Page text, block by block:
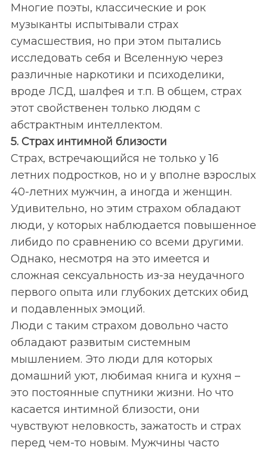
Многие поэты, классические и рок
музыканты испытывали страх
сумасшествия, но при этом пытались
исследовать себя и Вселенную через
различные наркотики и психоделики,
вроде ЛСД, шалфея и т.п. В общем, страх
этот свойственен только людям с
абстрактным интеллектом.
5. Страх интимной близости
Страх, встречающийся не только у 16
летних подростков, но и у вполне взрослых
40-летних мужчин, а иногда и женщин.
Удивительно, но этим страхом обладают
люди, у которых наблюдается повышенное
либидо по сравнению со всеми другими.
Однако, несмотря на это имеется и
сложная сексуальность из-за неудачного
первого опыта или глубоких детских обид
и подавленных эмоций.
Люди с таким страхом довольно часто
обладают развитым системным
мышлением. Это люди для которых
домашний уют, любимая книга и кухня –
это постоянные спутники жизни. Но что
касается интимной близости, они
чувствуют неловкость, зажатость и страх
перед чем-то новым. Мужчины часто